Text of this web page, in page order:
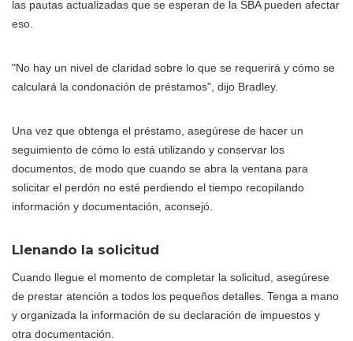
las pautas actualizadas que se esperan de la SBA pueden afectar
eso.
"No hay un nivel de claridad sobre lo que se requerirá y cómo se
calculará la condonación de préstamos", dijo Bradley.
Una vez que obtenga el préstamo, asegúrese de hacer un
seguimiento de cómo lo está utilizando y conservar los
documentos, de modo que cuando se abra la ventana para
solicitar el perdón no esté perdiendo el tiempo recopilando
información y documentación, aconsejó.
Llenando la solicitud
Cuando llegue el momento de completar la solicitud, asegúrese
de prestar atención a todos los pequeños detalles. Tenga a mano
y organizada la información de su declaración de impuestos y
otra documentación.